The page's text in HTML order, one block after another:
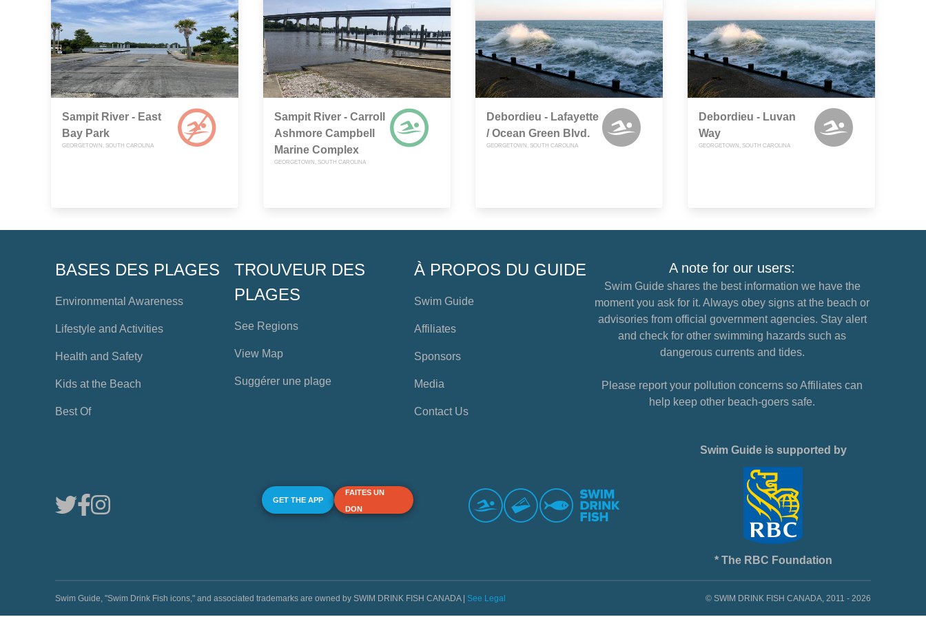
Sampit River - East
Bay Park
GEORGETOWN, SOUTH CAROLINA
Sampit River - Carroll
Ashmore Campbell
Marine Complex
GEORGETOWN, SOUTH CAROLINA
Debordieu - Lafayette
/ Ocean Green Blvd.
GEORGETOWN, SOUTH CAROLINA
Debordieu - Luvan
Way
GEORGETOWN, SOUTH CAROLINA
BASES DES PLAGES
Environmental Awareness
Lifestyle and Activities
Health and Safety
Kids at the Beach
Best Of
TROUVEUR DES
PLAGES
See Regions
View Map
Suggérer une plage
À PROPOS DU GUIDE
Swim Guide
Affiliates
Sponsors
Media
Contact Us
A note for our users:
Swim Guide shares the best information we have the
moment you ask for it. Always obey signs at the beach or
advisories from official government agencies. Stay alert
and check for other swimming hazards such as
dangerous currents and tides.
Please report your pollution concerns so Affiliates can
help keep other beach-goers safe.
GET THE APP
FAITES UN
DON
Swim Guide is supported by
* The RBC Foundation
Swim Guide, "Swim Drink Fish icons," and associated trademarks are owned by SWIM DRINK FISH CANADA | See Legal © SWIM DRINK FISH CANADA, 2011 - 2026